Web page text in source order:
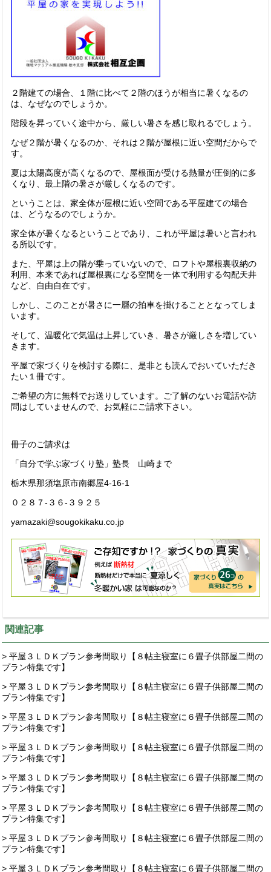
２階建ての場合、１階に比べて２階のほうが相当に暑くなるの
は、なぜなのでしょうか。
階段を昇っていく途中から、厳しい暑さを感じ取れるでしょう。
なぜ２階が暑くなるのか、それは２階が屋根に近い空間だからで
す。
夏は太陽高度が高くなるので、屋根面が受ける熱量が圧倒的に多
くなり、最上階の暑さが厳しくなるのです。
ということは、家全体が屋根に近い空間である平屋建ての場合
は、どうなるのでしょうか。
家全体が暑くなるということであり、これが平屋は暑いと言われ
る所以です。
また、平屋は上の階が乗っていないので、ロフトや屋根裏収納の
利用、本来であれば屋根裏になる空間を一体で利用する勾配天井
など、自由自在です。
しかし、このことが暑さに一層の拍車を掛けることとなってしま
います。
そして、温暖化で気温は上昇していき、暑さが厳しさを増してい
きます。
平屋で家づくりを検討する際に、是非とも読んでおいていただき
たい１冊です。
ご希望の方に無料でお送りしています。ご了解のないお電話や訪
問はしていませんので、お気軽にご請求下さい。
冊子のご請求は
「自分で学ぶ家づくり塾」塾長 山崎まで
栃木県那須塩原市南郷屋4-16-1
０２８７-３６-３９２５
yamazaki@sougokikaku.co.jp
関連記事
> 平屋３ＬＤＫプラン参考間取り【８帖主寝室に６畳子供部屋二間の
プラン特集です】
> 平屋３ＬＤＫプラン参考間取り【８帖主寝室に６畳子供部屋二間の
プラン特集です】
> 平屋３ＬＤＫプラン参考間取り【８帖主寝室に６畳子供部屋二間の
プラン特集です】
> 平屋３ＬＤＫプラン参考間取り【８帖主寝室に６畳子供部屋二間の
プラン特集です】
> 平屋３ＬＤＫプラン参考間取り【８帖主寝室に６畳子供部屋二間の
プラン特集です】
> 平屋３ＬＤＫプラン参考間取り【８帖主寝室に６畳子供部屋二間の
プラン特集です】
> 平屋３ＬＤＫプラン参考間取り【８帖主寝室に６畳子供部屋二間の
プラン特集です】
> 平屋３ＬＤＫプラン参考間取り【８帖主寝室に６畳子供部屋二間の